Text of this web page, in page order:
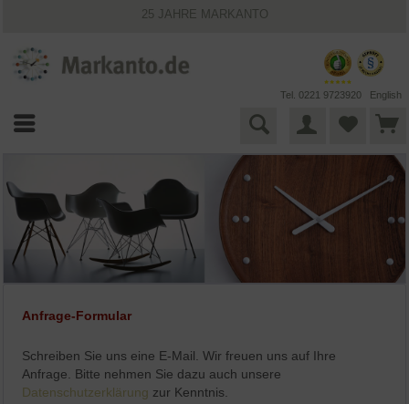
25 JAHRE MARKANTO
VIELFÄLTIGE ZAHLUNGSMÖGLICHKEITEN
Tel. 0221 9723920 English
Anfrage-Formular
Schreiben Sie uns eine E-Mail. Wir freuen uns auf Ihre
Anfrage. Bitte nehmen Sie dazu auch unsere
Datenschutzerklärung zur Kenntnis.